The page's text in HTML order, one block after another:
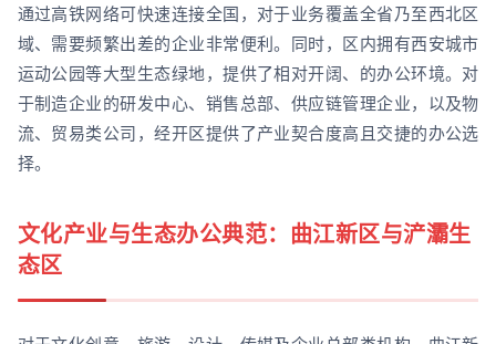
通过高铁网络可快速连接全国，对于业务覆盖全省乃至西北区
域、需要频繁出差的企业非常便利。同时，区内拥有西安城市
运动公园等大型生态绿地，提供了相对开阔、的办公环境。对
于制造企业的研发中心、销售总部、供应链管理企业，以及物
流、贸易类公司，经开区提供了产业契合度高且交捷的办公选
择。
文化产业与生态办公典范：曲江新区与浐灞生
态区